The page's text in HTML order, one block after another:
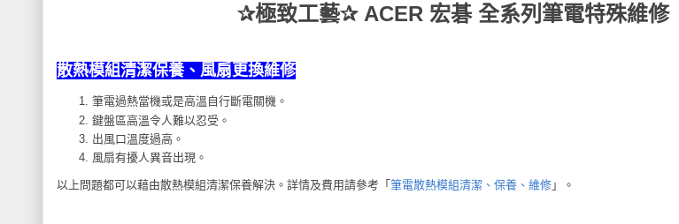
✰極致工藝✰ ACER 宏碁 全系列筆電特殊維修
散熱模組清潔保養、風扇更換維修
筆電過熱當機或是高溫自行斷電關機。
鍵盤區高溫令人難以忍受。
出風口溫度過高。
風扇有擾人異音出現。
以上問題都可以藉由散熱模組清潔保養解決。詳情及費用請參考「 筆電散熱模組清潔、保養、維修 」。